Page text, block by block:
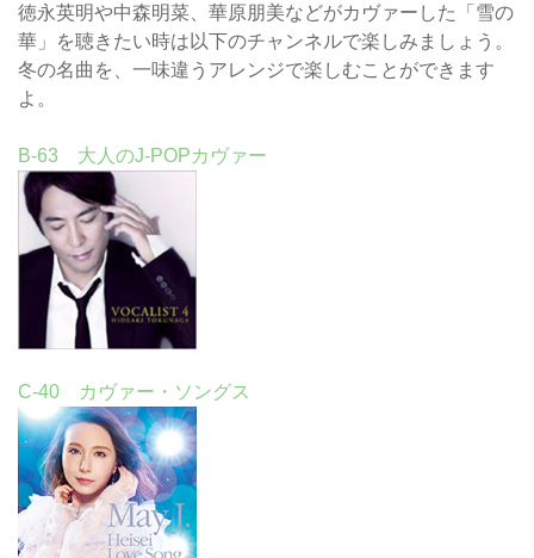
徳永英明や中森明菜、華原朋美などがカヴァーした「雪の
華」を聴きたい時は以下のチャンネルで楽しみましょう。
冬の名曲を、一味違うアレンジで楽しむことができます
よ。
B-63 大人のJ-POPカヴァー
C-40 カヴァー・ソングス